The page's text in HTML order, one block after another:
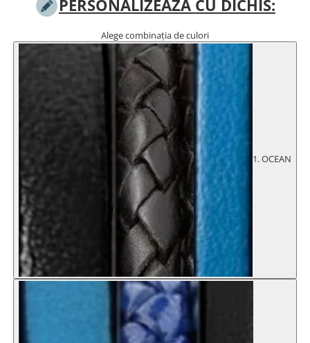
Bratari din Margele de Portelan
Bratari din Pietre Semipretioase
Bratari Zodii cu Dichis
Semipretioase
Bratari pentru Aromaterapie
Bratari cu Perle Naturale
PERSONALIZEAZĂ CU DICHIS:
Alege combinația de culori
1. OCEAN